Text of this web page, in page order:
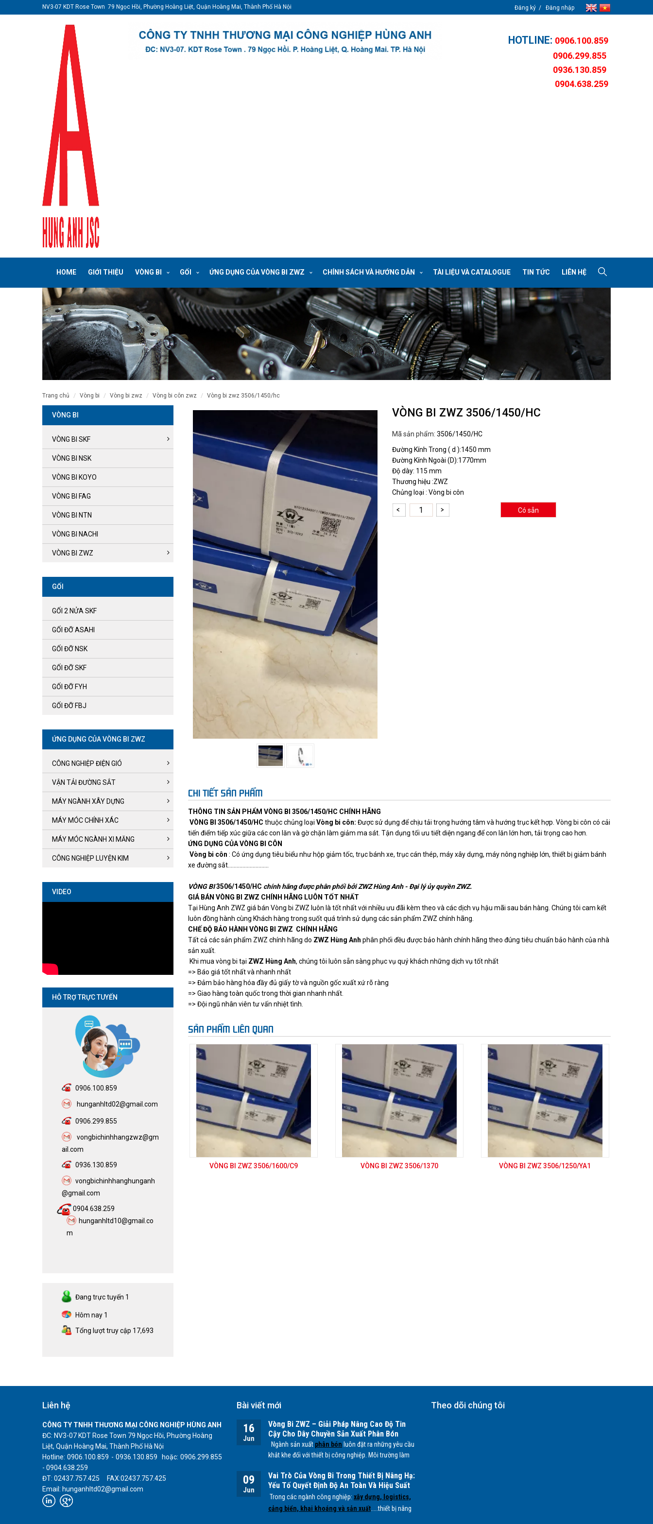
NV3-07 KDT Rose Town 79 Ngọc Hồi, Phường Hoàng Liệt, Quận Hoàng Mai, Thành Phố Hà Nội Đăng ký Đăng nhập
HOTLINE: 0906.100.859
0906.299.855
0936.130.859
0904.638.259
HOME GIỚI THIỆU VÒNG BI GỐI ỨNG DỤNG CỦA VÒNG BI ZWZ CHÍNH SÁCH VÀ HƯỚNG DẪN TÀI LIỆU VÀ CATALOGUE TIN TỨC LIÊN HỆ
trang chủ vòng bi vòng bi zwz vòng bi côn zwz vòng bi zwz 3506/1450/hc
VÒNG BI
VÒNG BI SKF
VÒNG BI NSK
VÒNG BI KOYO
VÒNG BI FAG
VÒNG BI NTN
VÒNG BI NACHI
VÒNG BI ZWZ
GỐI
GỐI 2 NỬA SKF
GỐI ĐỠ ASAHI
GỐI ĐỠ NSK
GỐI ĐỠ SKF
GỐI ĐỠ FYH
GỐI ĐỠ FBJ
ỨNG DỤNG CỦA VÒNG BI ZWZ
CÔNG NGHIỆP ĐIỆN GIÓ
VẬN TẢI ĐƯỜNG SẮT
MÁY NGÀNH XÂY DỰNG
MÁY MÓC CHÍNH XÁC
MÁY MÓC NGÀNH XI MĂNG
CÔNG NGHIỆP LUYỆN KIM
VIDEO
HỖ TRỢ TRỰC TUYẾN
0906.100.859
hunganhltd02@gmail.com
0906.299.855
vongbichinhhangzwz@gm
ail.com​
0936.130.859
vongbichinhhanghunganh
@gmail.com
0904.638.259
hunganhltd10@gmail.co
m
Đang trực tuyến 1
Hôm nay 1
Tổng lượt truy cập 17,693
VÒNG BI ZWZ 3506/1450/HC
Mã sản phẩm: 3506/1450/HC
Đường Kính Trong ( d ):1450 mm
Đường Kính Ngoài (D):1770mm
Độ dày: 115 mm
Thương hiệu :ZWZ
Chủng loại : Vòng bi côn
Có sẵn
CHI TIẾT SẢN PHẨM
THÔNG TIN SẢN PHẨM VÒNG BI 3506/1450/HC CHÍNH HÃNG
VÒNG BI 3506/1450/HC thuộc chủng loại Vòng bi côn: Được sử dụng để chịu tải trọng hướng tâm và hướng trục kết hợp. Vòng bi côn có cải
tiến điểm tiếp xúc giữa các con lăn và gờ chặn làm giảm ma sát. Tận dụng tối ưu tiết diện ngang để con lăn lớn hơn, tải trọng cao hơn.
ỨNG DỤNG CỦA VÒNG BI CÔN
Vòng bi côn : Có ứng dụng tiêu biểu như hộp giảm tốc, trục bánh xe, trục cán thép, máy xây dựng, máy nông nghiệp lớn, thiết bị giảm bánh
xe đường sắt............................
VÒNG BI3506/1450/HC chính hãng được phân phối bởi ZWZ Hùng Anh - Đại lý ủy quyền ZWZ.
GIÁ BÁN VÒNG BI ZWZ CHÍNH HÃNG LUÔN TỐT NHẤT
Tại Hùng Anh ZWZ giá bán Vòng bi ZWZ luôn là tốt nhất với nhiều ưu đãi kèm theo và các dịch vụ hậu mãi sau bán hàng. Chúng tôi cam kết
luôn đồng hành cùng Khách hàng trong suốt quá trình sử dụng các sản phẩm ZWZ chính hãng.
CHẾ ĐỘ BẢO HÀNH VÒNG BI ZWZ CHÍNH HÃNG
Tất cả các sản phẩm ZWZ chính hãng do ZWZ Hùng Anh phân phối đều được bảo hành chính hãng theo đúng tiêu chuẩn bảo hành của nhà
sản xuất.
Khi mua vòng bi tại ZWZ Hùng Anh, chúng tôi luôn sẵn sàng phục vụ quý khách những dịch vụ tốt nhất
=> Báo giá tốt nhất và nhanh nhất
=> Đảm bảo hàng hóa đầy đủ giấy tờ và nguồn gốc xuất xứ rõ ràng
=> Giao hàng toàn quốc trong thời gian nhanh nhất.
=> Đội ngũ nhân viên tư vấn nhiệt tình.
SẢN PHẨM LIÊN QUAN
VÒNG BI ZWZ 3506/1600/C9 VÒNG BI ZWZ 3506/1370 VÒNG BI ZWZ 3506/1250/YA1
Liên hệ
CÔNG TY TNHH THƯƠNG MẠI CÔNG NGHIỆP HÙNG ANH
ĐC: NV3-07 KDT Rose Town 79 Ngọc Hồi, Phường Hoàng
Liệt, Quận Hoàng Mai, Thành Phố Hà Nội
Hotline: 0906.100.859 - 0936.130.859 hoặc: 0906.299.855
- 0904.638.259
ĐT: 02437.757.425 FAX:02437.757.425
Email: hunganhltd02@gmail.com
Bài viết mới
16
Jun
Vòng Bi ZWZ – Giải Pháp Nâng Cao Độ Tin
Cậy Cho Dây Chuyền Sản Xuất Phân Bón
Ngành sản xuất phân bón luôn đặt ra những yêu cầu
khắt khe đối với thiết bị công nghiệp. Môi trường làm
nhân hóa học từ quá trình sản xuấtNPK, lân, đạm...
có thể ảnh hưởng trực tiếp đến tuổi thọ của các bộ
phận cơ khí, đặc biệt là vòng bi.
09
Jun
Vai Trò Của Vòng Bi Trong Thiết Bị Nâng Hạ:
Yếu Tố Quyết Định Độ An Toàn Và Hiệu Suất
Vận Hành
Trong các ngành công nghiệp: xây dựng, logistics,
cảng biển, khai khoáng và sản xuất.....thiết bị nâng
Theo dõi chúng tôi